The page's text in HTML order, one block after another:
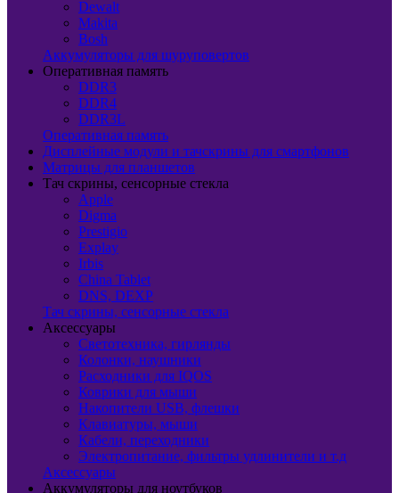
Dewalt
Makita
Bosh
Аккумуляторы для шуруповертов
Оперативная память
DDR3
DDR4
DDR3L
Оперативная память
Дисплейные модули и тачскрины для смартфонов
Матрицы для планшетов
Тач скрины, сенсорные стекла
Apple
Digma
Prestigio
Explay
Irbis
China Tablet
DNS, DEXP
Тач скрины, сенсорные стекла
Аксессуары
Светотехника, гирлянды
Колонки, наушники
Расходники для IQOS
Коврики для мыши
Накопители USB, флешки
Клавиатуры, мыши
Кабели, переходники
Электропитание, фильтры удлинители и т.д
Аксессуары
Аккумуляторы для ноутбуков